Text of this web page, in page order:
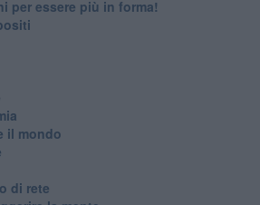
per essere più in forma!
il mondo
di rete